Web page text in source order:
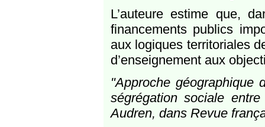
L’auteure estime que,
financements publics
aux logiques territoriales
d’enseignement aux
"Approche géographique
ségrégation sociale
Audren, dans Revue